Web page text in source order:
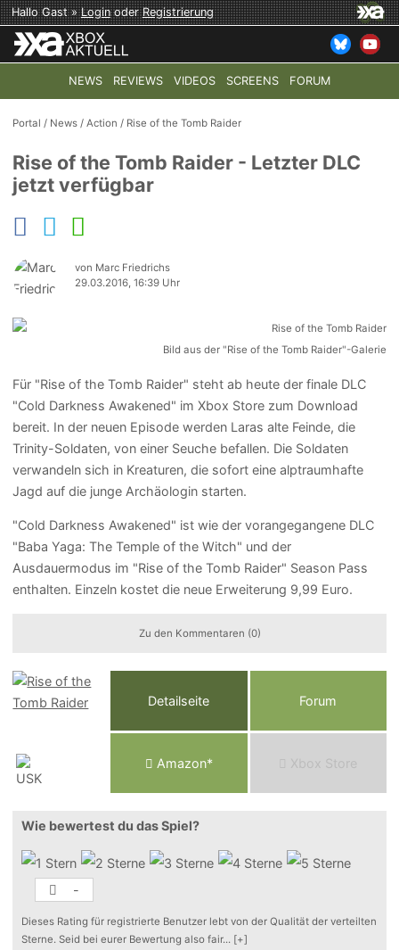
Hallo Gast »LoginoderRegistrierung
NEWS REVIEWS VIDEOS SCREENS FORUM
TOP-THEMEN: COD: MODERN WARFARE 4 HALO:
Portal / News /Action / Rise of the Tomb Raider
Rise of the Tomb Raider - Letzter DLC
jetzt verfügbar
von Marc Friedrichs
29.03.2016, 16:39 Uhr
Bild aus der "Rise of the Tomb Raider"-Galerie
Für "Rise of the Tomb Raider" steht ab heute der finale DLC
"Cold Darkness Awakened" im Xbox Store zum Download
bereit. In der neuen Episode werden Laras alte Feinde, die
Trinity-Soldaten, von einer Seuche befallen. Die Soldaten
verwandeln sich in Kreaturen, die sofort eine alptraumhafte
Jagd auf die junge Archäologin starten.
"Cold Darkness Awakened" ist wie der vorangegangene DLC
"Baba Yaga: The Temple of the Witch" und der
Ausdauermodus im "Rise of the Tomb Raider" Season Pass
enthalten. Einzeln kostet die neue Erweiterung 9,99 Euro.
Zu den Kommentaren (0)
Detailseite Forum
Amazon* Xbox Store
Wie bewertest du das Spiel?
-
Dieses Rating für registrierte Benutzer lebt von der Qualität der verteilten
Sterne. Seid bei eurer Bewertung also fair... [+]